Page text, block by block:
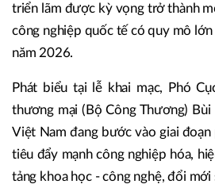
triển lãm được kỳ vọng trở thành
công nghiệp quốc tế có quy mô
năm 2026.
Phát biểu tại lễ khai mạc, Phó
thương mại (Bộ Công Thương)
Việt Nam đang bước vào giai
tiêu đẩy mạnh công nghiệp hóa,
tảng khoa học - công nghệ, đổi mới